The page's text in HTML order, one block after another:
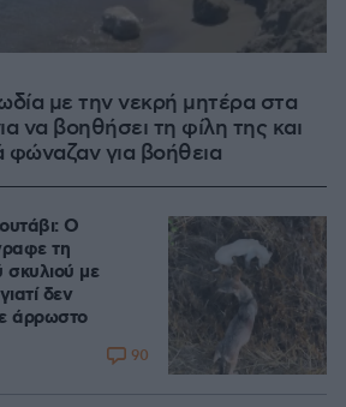
με την νεκρή μητέρα στα
να βοηθήσει τη φίλη της και
φώναζαν για βοήθεια
Ο
τη
σκυλιού με
δεν
άρρωστο
90